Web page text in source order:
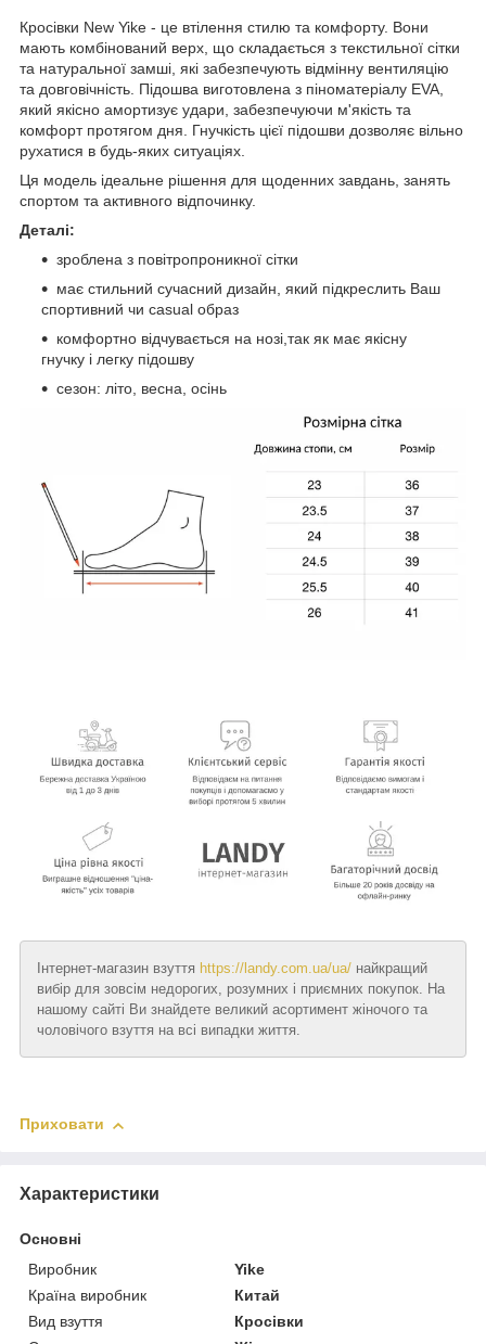
Кросівки New Yike - це втілення стилю та комфорту. Вони
мають комбінований верх, що складається з текстильної сітки
та натуральної замші, які забезпечують відмінну вентиляцію
та довговічність. Підошва виготовлена з піноматеріалу EVA,
який якісно амортизує удари, забезпечуючи м'якість та
комфорт протягом дня. Гнучкість цієї підошви дозволяє вільно
рухатися в будь-яких ситуаціях.
Ця модель ідеальне рішення для щоденних завдань, занять
спортом та активного відпочинку.
Деталі:
зроблена з повітропроникної сітки
має стильний сучасний дизайн, який підкреслить Ваш
спортивний чи сasual образ
комфортно відчувається на нозі,так як має якісну
гнучку і легку підошву
сезон: літо, весна, осінь
Інтернет-магазин взуття https://landy.com.ua/ua/ найкращий
вибір для зовсім недорогих, розумних і приємних покупок. На
нашому сайті Ви знайдете великий асортимент жіночого та
чоловічого взуття на всі випадки життя.
Приховати
Характеристики
Основні
Виробник
Yike
Країна виробник
Китай
Вид взуття
Кросівки